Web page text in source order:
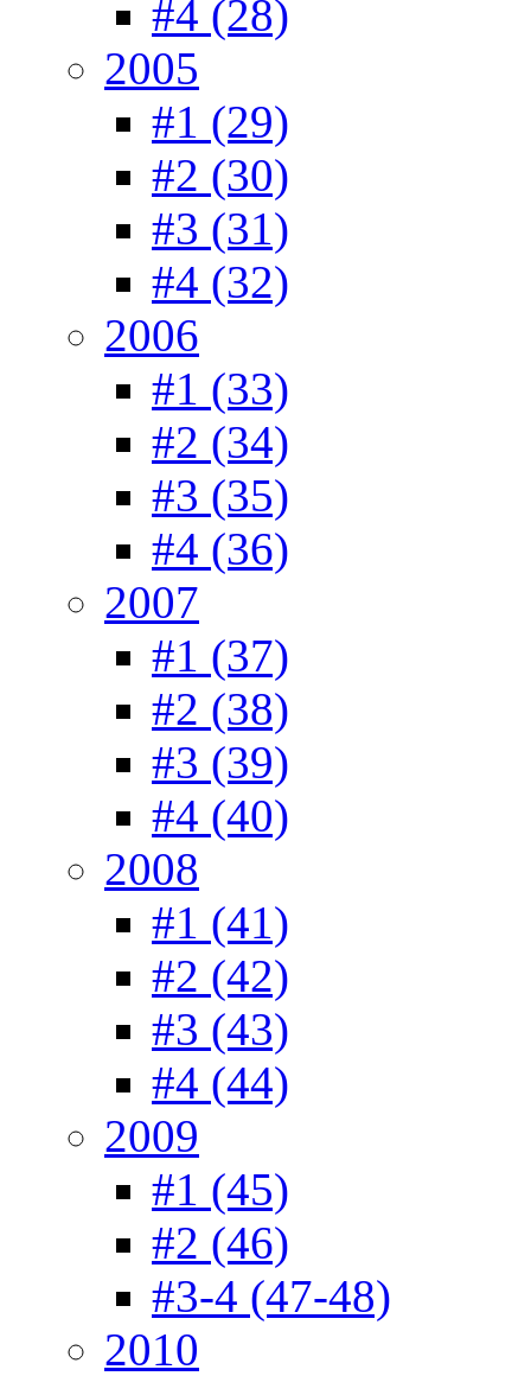
#4 (28)
2005
#1 (29)
#2 (30)
#3 (31)
#4 (32)
2006
#1 (33)
#2 (34)
#3 (35)
#4 (36)
2007
#1 (37)
#2 (38)
#3 (39)
#4 (40)
2008
#1 (41)
#2 (42)
#3 (43)
#4 (44)
2009
#1 (45)
#2 (46)
#3-4 (47-48)
2010